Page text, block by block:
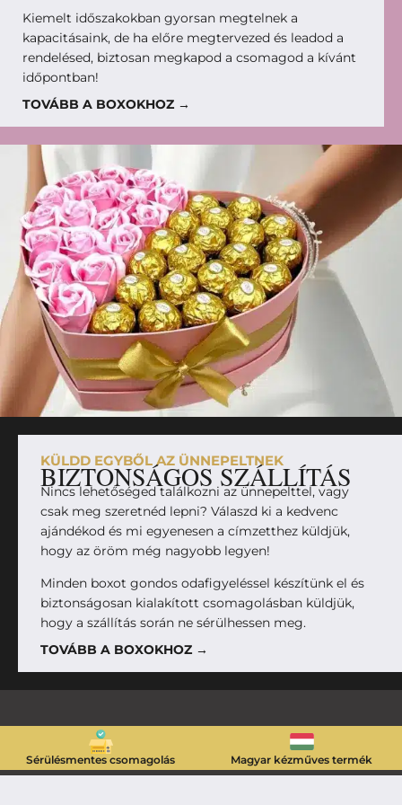
Kiemelt időszakokban gyorsan megtelnek a
kapacitásaink, de ha előre megtervezed és leadod a
rendelésed, biztosan megkapod a csomagod a kívánt
időpontban!
TOVÁBB A BOXOKHOZ →
KÜLDD EGYBŐL AZ ÜNNEPELTNEK
BIZTONSÁGOS SZÁLLÍTÁS
Nincs lehetőséged találkozni az ünnepelttel, vagy
csak meg szeretnéd lepni? Válaszd ki a kedvenc
ajándékod és mi egyenesen a címzetthez küldjük,
hogy az öröm még nagyobb legyen!
Minden boxot gondos odafigyeléssel készítünk el és
biztonságosan kialakított csomagolásban küldjük,
hogy a szállítás során ne sérülhessen meg.
TOVÁBB A BOXOKHOZ →
Sérülésmentes csomagolás Magyar kézműves termék